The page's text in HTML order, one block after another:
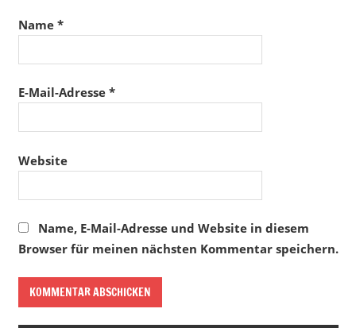
Name *
E-Mail-Adresse *
Website
Name, E-Mail-Adresse und Website in diesem
Browser für meinen nächsten Kommentar speichern.